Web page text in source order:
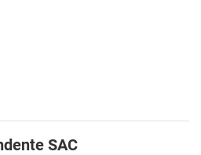
SAC